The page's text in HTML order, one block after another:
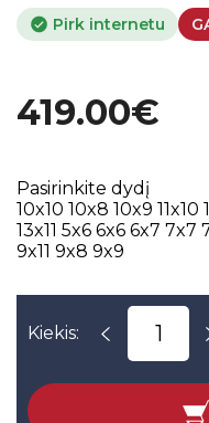
Pirk internetu
419.00€
Pasirinkite dydį
10x10 10x8 10x9 11x10
13x11 5x6 6x6 6x7 7x7
9x11 9x8 9x9
Kiekis: